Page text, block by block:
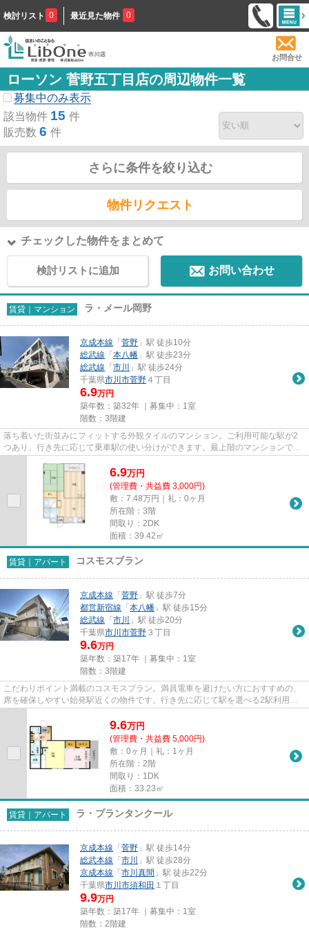
検討リスト 0 最近見た物件 0
お問合せ
ローソン 菅野五丁目店の周辺物件一覧
募集中のみ表示
該当物件 15 件
販売数 6 件
さらに条件を絞り込む
物件リクエスト
チェックした物件をまとめて
検討リストに追加 お問い合わせ
賃貸｜マンション ラ・メール岡野
京成本線 「 菅野 」駅 徒歩10分
総武線 「 本八幡 」駅 徒歩23分
総武線 「 市川
」駅 徒歩24分
千葉県市川市菅野 ４丁目
6.9万円
築年数：築32年 ｜募集中： 1室
階数：3階建
落ち着いた街並みにフィットする外観タイルのマンション。ご利用可能な駅が2
つあり、行き先に応じて乗車駅の使い分けができます。最上階のマンションで
6.9万円
(管理費・共益費 3,000円)
敷：7.48万円｜礼：0ヶ月
所在階：3階
間取り：2DK
面積：39.42㎡
賃貸｜アパート コスモスブラン
京成本線 「 菅野 」駅 徒歩7分
都営新宿線 「 本八幡 」駅 徒歩15分
総武線 「 市川
」駅 徒歩20分
千葉県市川市菅野 ３丁目
9.6万円
築年数：築17年 ｜募集中： 1室
階数：3階建
こだわりポイント満載のコスモスブラン。満員電車を避けたい方におすすめの、
席を確保しやすい始発駅近くの物件です。行き先に応じて駅を選べる2駅利用可
9.6万円
(管理費・共益費 5,000円)
敷：0ヶ月｜礼：1ヶ月
所在階：2階
間取り：1DK
面積：33.23㎡
賃貸｜アパート ラ・プランタンクール
京成本線 「 菅野 」駅 徒歩14分
総武本線 「 市川
」駅 徒歩28分
京成本線 「 市川真間 」駅 徒歩22分
千葉県市川市須和田 １丁目
9.9万円
築年数：築17年 ｜募集中： 1室
階数：2階建